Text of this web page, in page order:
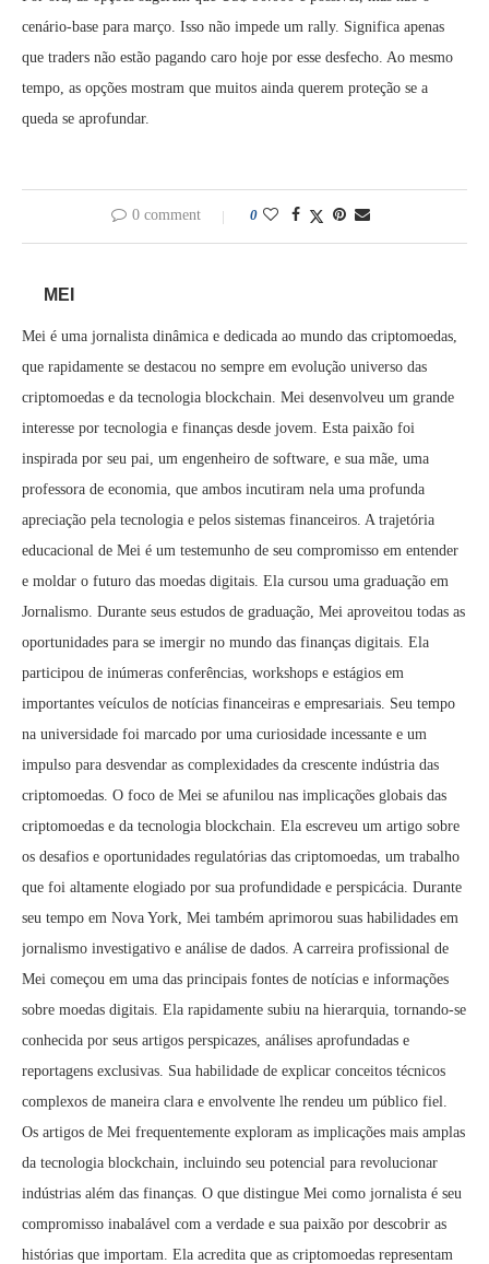
cenário-base para março. Isso não impede um rally. Significa apenas
que traders não estão pagando caro hoje por esse desfecho. Ao mesmo
tempo, as opções mostram que muitos ainda querem proteção se a
queda se aprofundar.
0 comment 0
MEI
Mei é uma jornalista dinâmica e dedicada ao mundo das criptomoedas,
que rapidamente se destacou no sempre em evolução universo das
criptomoedas e da tecnologia blockchain. Mei desenvolveu um grande
interesse por tecnologia e finanças desde jovem. Esta paixão foi
inspirada por seu pai, um engenheiro de software, e sua mãe, uma
professora de economia, que ambos incutiram nela uma profunda
apreciação pela tecnologia e pelos sistemas financeiros. A trajetória
educacional de Mei é um testemunho de seu compromisso em entender
e moldar o futuro das moedas digitais. Ela cursou uma graduação em
Jornalismo. Durante seus estudos de graduação, Mei aproveitou todas as
oportunidades para se imergir no mundo das finanças digitais. Ela
participou de inúmeras conferências, workshops e estágios em
importantes veículos de notícias financeiras e empresariais. Seu tempo
na universidade foi marcado por uma curiosidade incessante e um
impulso para desvendar as complexidades da crescente indústria das
criptomoedas. O foco de Mei se afunilou nas implicações globais das
criptomoedas e da tecnologia blockchain. Ela escreveu um artigo sobre
os desafios e oportunidades regulatórias das criptomoedas, um trabalho
que foi altamente elogiado por sua profundidade e perspicácia. Durante
seu tempo em Nova York, Mei também aprimorou suas habilidades em
jornalismo investigativo e análise de dados. A carreira profissional de
Mei começou em uma das principais fontes de notícias e informações
sobre moedas digitais. Ela rapidamente subiu na hierarquia, tornando-se
conhecida por seus artigos perspicazes, análises aprofundadas e
reportagens exclusivas. Sua habilidade de explicar conceitos técnicos
complexos de maneira clara e envolvente lhe rendeu um público fiel.
Os artigos de Mei frequentemente exploram as implicações mais amplas
da tecnologia blockchain, incluindo seu potencial para revolucionar
indústrias além das finanças. O que distingue Mei como jornalista é seu
compromisso inabalável com a verdade e sua paixão por descobrir as
histórias que importam. Ela acredita que as criptomoedas representam